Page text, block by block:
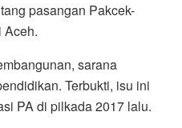
pasangan Pakcek-
Aceh.
sarana
Terbukti, isu ini
PA di pilkada 2017 lalu.